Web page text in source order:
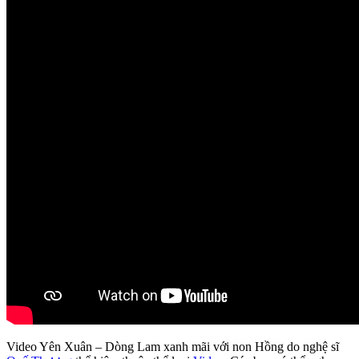
Video Yên Xuân – Dòng Lam xanh mãi với non Hồng do nghệ sĩ